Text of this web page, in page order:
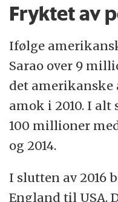
Fryktet av
Ifølge
Sarao over 9
det
amok i 2010. I
100 millioner
og 2014.
I slutten av 2016
England til USA.